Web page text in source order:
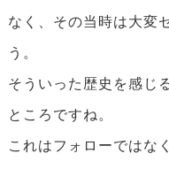
なく、その当時は大変
う。
そういった歴史を感じ
ところですね。
これはフォローではな